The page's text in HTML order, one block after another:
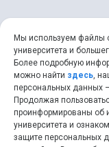
Мы используем файлы
университета и
Более подробную
можно найти здесь,
персональных данных –
Продолжая
проинформированы об
университета и
защите персональных